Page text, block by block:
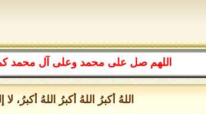
اللهم صل على محمد وعلى آل محمد كما صليت
اللهُ أكبرُ اللهُ أكبرُ اللهُ أكبرُ، لا